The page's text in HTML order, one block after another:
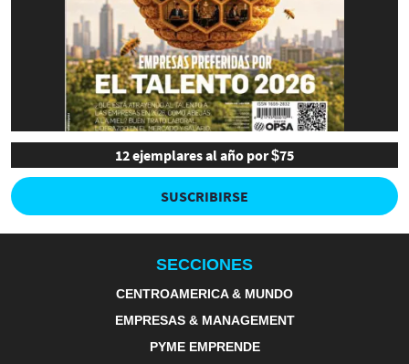
12 ejemplares al año por $75
SUSCRIBIRSE
SECCIONES
CENTROAMERICA & MUNDO
EMPRESAS & MANAGEMENT
PYME EMPRENDE